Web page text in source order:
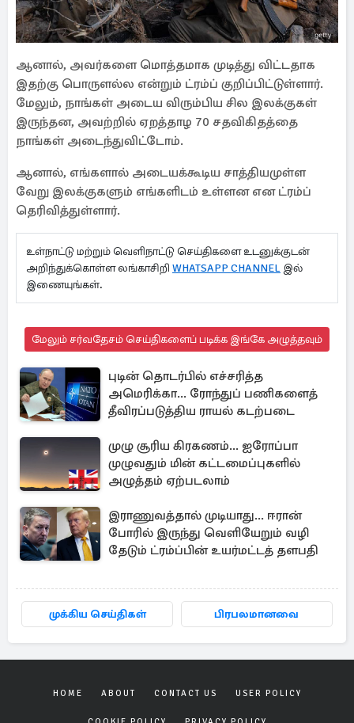
ஆனால், அவர்களை மொத்தமாக முடித்து விட்டதாக
இதற்கு பொருளல்ல என்றும் ட்ரம்ப் குறிப்பிட்டுள்ளார்.
மேலும், நாங்கள் அடைய விரும்பிய சில இலக்குகள்
இருந்தன, அவற்றில் ஏறத்தாழ 70 சதவிகிதத்தை
நாங்கள் அடைந்துவிட்டோம்.
ஆனால், எங்களால் அடையக்கூடிய சாத்தியமுள்ள
வேறு இலக்குகளும் எங்களிடம் உள்ளன என ட்ரம்ப்
தெரிவித்துள்ளார்.
உள்நாட்டு மற்றும் வெளிநாட்டு செய்திகளை உடனுக்குடன்
அறிந்துக்கொள்ள லங்காசிறி WHATSAPP CHANNEL இல்
இணையுங்கள்.
மேலும் சர்வதேசம் செய்திகளைப் படிக்க இங்கே அழுத்தவும்
புடின் தொடர்பில் எச்சரித்த
அமெரிக்கா... ரோந்துப் பணிகளைத்
தீவிரப்படுத்திய ராயல் கடற்படை
முழு சூரிய கிரகணம்... ஐரோப்பா
முழுவதும் மின் கட்டமைப்புகளில்
அழுத்தம் ஏற்படலாம்
இராணுவத்தால் முடியாது... ஈரான்
போரில் இருந்து வெளியேறும் வழி
தேடும் ட்ரம்ப்பின் உயர்மட்டத் தளபதி
முக்கிய செய்திகள் பிரபலமானவை
HOME ABOUT CONTACT US USER POLICY